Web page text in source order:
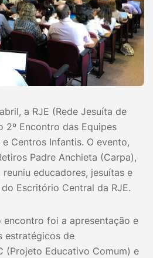
a RJE (Rede Jesuíta de
2º Encontro das Equipes
Centros Infantis. O evento,
Padre Anchieta (Carpa),
educadores, jesuítas e
Escritório Central da RJE.
foi a apresentação e
estratégicos de
(Projeto Educativo Comum) e